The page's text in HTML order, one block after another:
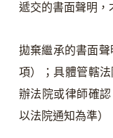
遞交的書面聲明，
拋棄繼承的書面聲
項）；具體管轄
辦法院或律師確
以法院通知為準）